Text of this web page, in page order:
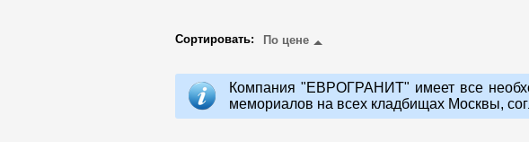
Сортировать: По цене
Компания "ЕВРОГРАНИТ" имеет все
мемориалов на всех кладбищах Москвы,